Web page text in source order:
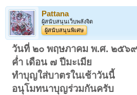
Pattana
ผู้สนับสนุนเว็บพลังจิต
ผู้สนับสนุนพิเศษ
วันที่ ๒๐ พฤษภาคม พ.ศ. ๒๕๖
ค่ำ เดือน ๗ ปีมะเมีย
ทำบุญใส่บาตรในเช้าวันนี้
อนุโมทนาบุญร่วมกันครับ